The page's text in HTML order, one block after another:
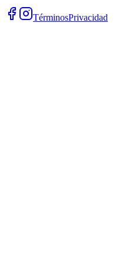
TérminosPrivacidad